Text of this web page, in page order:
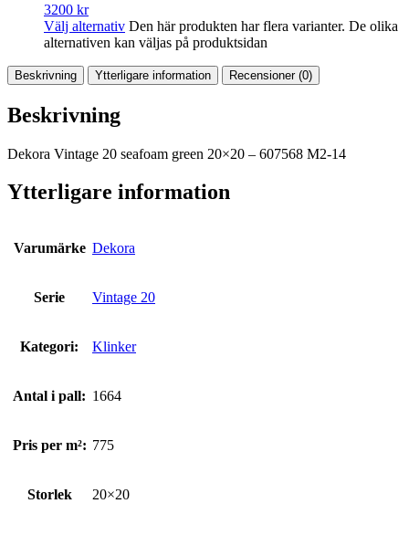
3200 kr
Välj alternativ Den här produkten har flera varianter. De olika
alternativen kan väljas på produktsidan
Beskrivning Ytterligare information Recensioner (0)
Beskrivning
Dekora Vintage 20 seafoam green 20×20 – 607568 M2-14
Ytterligare information
Varumärke Dekora
Serie Vintage 20
Kategori: Klinker
Antal i pall: 1664
Pris per m²: 775
Storlek 20×20